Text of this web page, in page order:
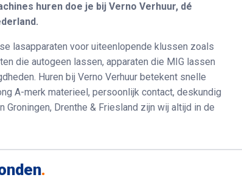
huren doe je bij Verno Verhuur, dé
lasapparaten voor uiteenlopende klussen zoals
die autogeen lassen, apparaten die MIG lassen
Huren bij Verno Verhuur betekent snelle
A-merk materieel, persoonlijk contact, deskundig
Drenthe & Friesland zijn wij altijd in de
.